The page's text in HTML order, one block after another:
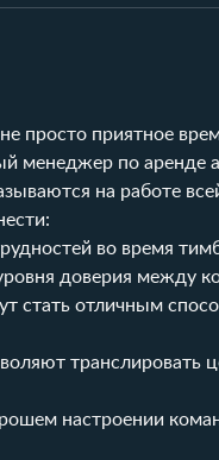
просто приятное
менеджер по аренде
на работе
во время
доверия между
стать отличным
транслировать
настроении